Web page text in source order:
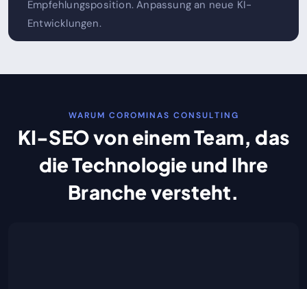
Empfehlungsposition. Anpassung an neue KI-
Entwicklungen.
WARUM COROMINAS CONSULTING
KI-SEO von einem Team, das
die Technologie und Ihre
Branche versteht.